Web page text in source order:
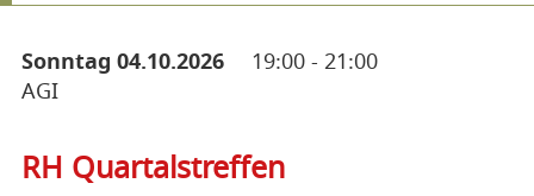
Sonntag 04.10.2026 19:00 - 21:00
AGI
RH Quartalstreffen